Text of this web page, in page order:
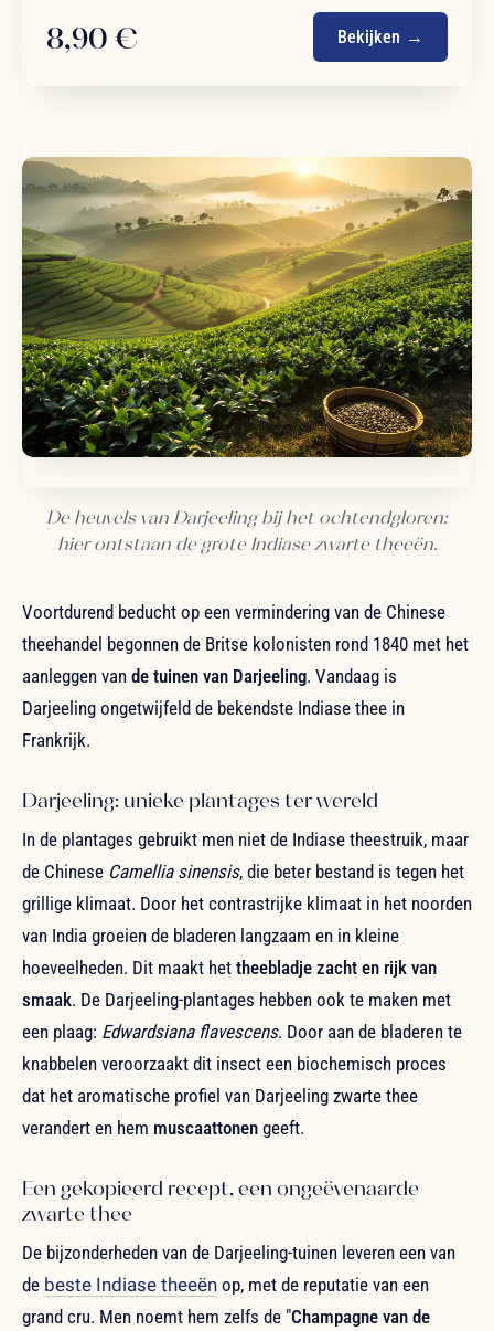
8,90 € Bekijken →
De heuvels van Darjeeling bij het ochtendgloren:
hier ontstaan de grote Indiase zwarte theeën.
Voortdurend beducht op een vermindering van de Chinese
theehandel begonnen de Britse kolonisten rond 1840 met het
aanleggen van de tuinen van Darjeeling. Vandaag is
Darjeeling ongetwijfeld de bekendste Indiase thee in
Frankrijk.
Darjeeling: unieke plantages ter wereld
In de plantages gebruikt men niet de Indiase theestruik, maar
de Chinese Camellia sinensis, die beter bestand is tegen het
grillige klimaat. Door het contrastrijke klimaat in het noorden
van India groeien de bladeren langzaam en in kleine
hoeveelheden. Dit maakt het theebladje zacht en rijk van
smaak. De Darjeeling-plantages hebben ook te maken met
een plaag: Edwardsiana flavescens. Door aan de bladeren te
knabbelen veroorzaakt dit insect een biochemisch proces
dat het aromatische profiel van Darjeeling zwarte thee
verandert en hem muscaattonen geeft.
Een gekopieerd recept, een ongeëvenaarde
zwarte thee
De bijzonderheden van de Darjeeling-tuinen leveren een van
de beste Indiase theeën op, met de reputatie van een
grand cru. Men noemt hem zelfs de "Champagne van de